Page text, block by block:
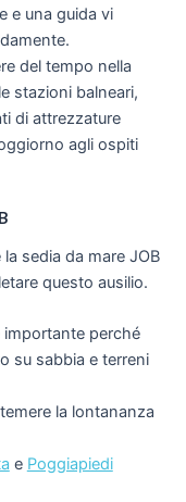
e una guida vi
del tempo nella
stazioni balneari,
di attrezzature
agli ospiti
sedia da mare JOB
questo ausilio.
perché
su sabbia e terreni
la lontananza
e Poggiapiedi